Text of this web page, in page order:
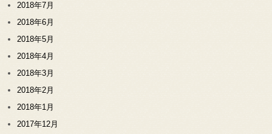
2018年7月
2018年6月
2018年5月
2018年4月
2018年3月
2018年2月
2018年1月
2017年12月